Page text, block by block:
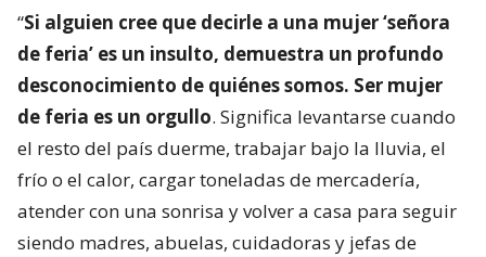
“Si alguien cree que decirle a una mujer ‘señora
de feria’ es un insulto, demuestra un profundo
desconocimiento de quiénes somos. Ser mujer
de feria es un orgullo. Significa levantarse cuando
el resto del país duerme, trabajar bajo la lluvia, el
frío o el calor, cargar toneladas de mercadería,
atender con una sonrisa y volver a casa para seguir
siendo madres, abuelas, cuidadoras y jefas de